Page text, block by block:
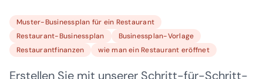
Muster-Businessplan für ein Restaurant
Restaurant-Businessplan
Businessplan-Vorlage
Restaurantfinanzen
wie man ein Restaurant eröffnet
Erstellen Sie mit unserer Schritt-für-Schritt-